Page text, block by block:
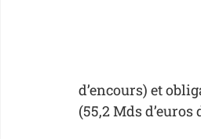
d’encours) et
(55,2 Mds